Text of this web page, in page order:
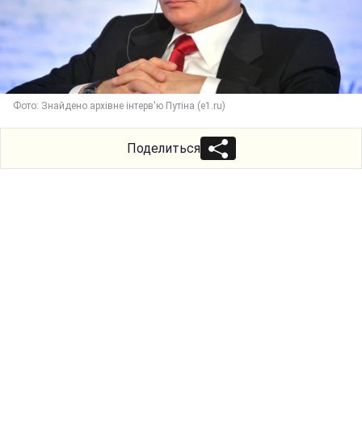
Фото: Знайдено архівне інтерв'ю Путіна (e1.ru)
Поделиться